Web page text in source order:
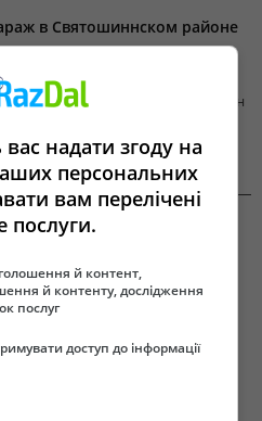
в Святошиннском районе
11 октября 2018 01:11
Берестейская как ориентир
кооперативе подвал яма утеплен
хорошее
/ парковок
надати згоду на
персональних
вам перелічені
послуги.
й контент,
й контенту, дослідження
послуг
доступ до інформації